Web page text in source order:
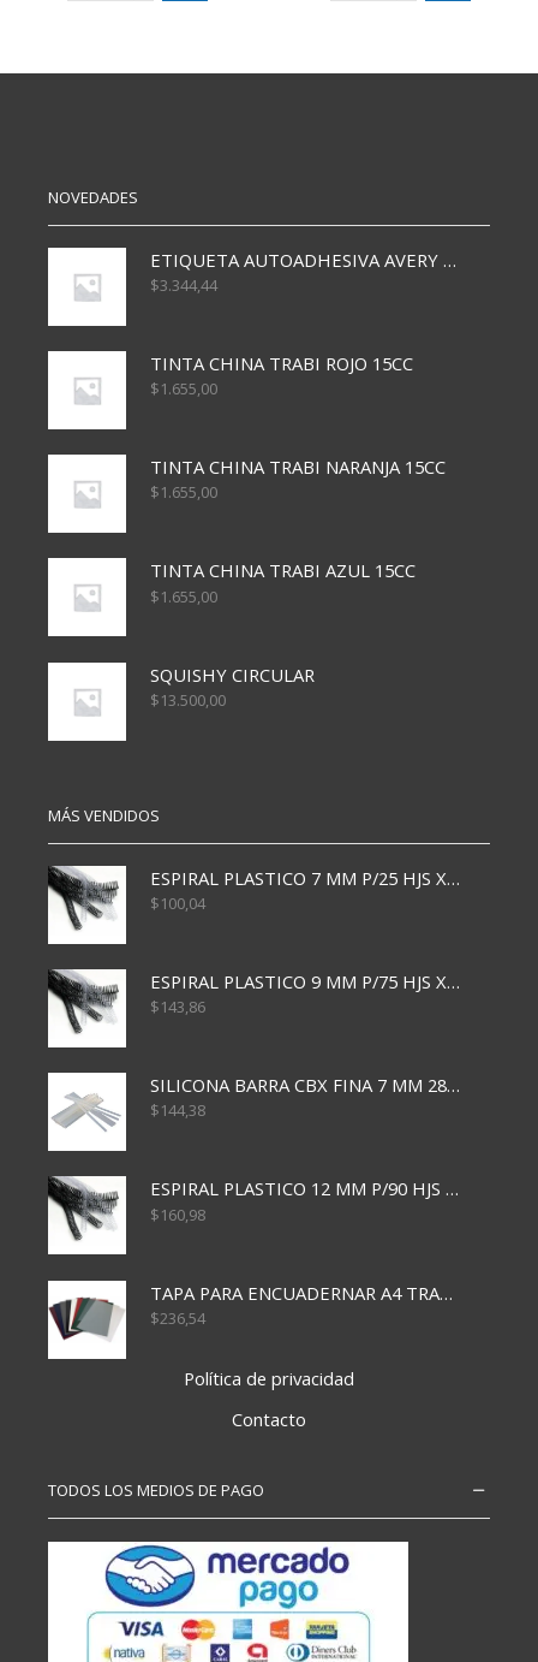
MTRS
MTRS
NOVEDADES
ETIQUETA AUTOADHESIVA AVERY 3026 30H 20 X 70
$3.344,44
TINTA CHINA TRABI ROJO 15CC
$1.655,00
TINTA CHINA TRABI NARANJA 15CC
$1.655,00
TINTA CHINA TRABI AZUL 15CC
$1.655,00
SQUISHY CIRCULAR
$13.500,00
MÁS VENDIDOS
ESPIRAL PLASTICO 7 MM P/25 HJS X50x3000
$100,04
ESPIRAL PLASTICO 9 MM P/75 HJS X50X2400
$143,86
SILICONA BARRA CBX FINA 7 MM 28 CM
$144,38
ESPIRAL PLASTICO 12 MM P/90 HJS X50X1500
$160,98
TAPA PARA ENCUADERNAR A4 TRANSP x50x500
$236,54
Política de privacidad
Contacto
TODOS LOS MEDIOS DE PAGO